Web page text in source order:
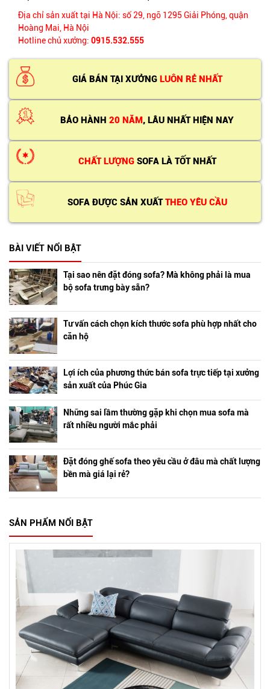
Địa chỉ sản xuất tại Hà Nội: số 29, ngõ 1295 Giải Phóng, quận
Hoàng Mai, Hà Nội
Hotline chủ xưởng: 0915.532.555
GIÁ BÁN TẠI XƯỞNG LUÔN RẺ NHẤT
BẢO HÀNH 20 NĂM, LÂU NHẤT HIỆN NAY
CHẤT LƯỢNGSOFA LÀ TỐT NHẤT
SOFA ĐƯỢC SẢN XUẤT THEO YÊU CẦU
BÀI VIẾT NỔI BẬT
Tại sao nên đặt đóng sofa? Mà không phải là mua
bộ sofa trưng bày sẵn?
Tư vấn cách chọn kích thước sofa phù hợp nhất cho
căn hộ
Lợi ích của phương thức bán sofa trực tiếp tại xưởng
sản xuất của Phúc Gia
Những sai lầm thường gặp khi chọn mua sofa mà
rất nhiều người mắc phải
Đặt đóng ghế sofa theo yêu cầu ở đâu mà chất lượng
bền mà giá lại rẻ?
SẢN PHẨM NỔI BẬT